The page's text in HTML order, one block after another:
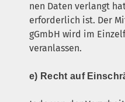
nen Daten ver­langt
erfor­der­lich ist. Der
gGmbH wird im
veranlassen.
e) Recht auf